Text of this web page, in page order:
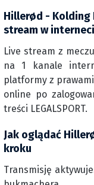
Hillerød - Kolding
stream w
Live stream z
na 1 kanale
platformy z
online po
treści LEGALSPORT.
Jak oglądać
kroku
Transmisję